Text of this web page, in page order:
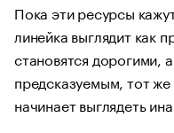
Пока эти ресурсы
линейка выглядит как
становятся дорогими,
предсказуемым, тот
начинает выглядеть